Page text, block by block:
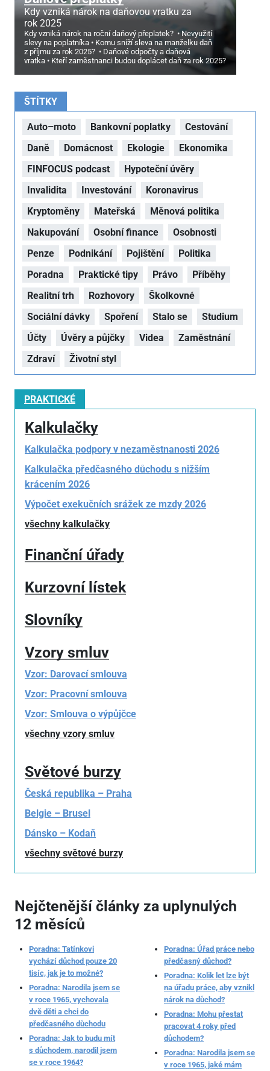
Kdy vzniká nárok na daňovou vratku za
rok 2025
Kdy vzniká nárok na roční daňový přeplatek?
Nevyužití
slevy na poplatníka
Komu sníží sleva na manželku daň
z příjmu za rok 2025?
Daňové odpočty a daňová
vratka
Kteří zaměstnanci budou doplácet daň za rok 2025?
ŠTÍTKY
Auto–moto Bankovní poplatky
Cestování
Daně
Domácnost Ekologie
Ekonomika
FINFOCUS podcast
Hypoteční úvěry
Invalidita
Investování
Koronavirus
Kryptoměny
Mateřská
Měnová politika
Nakupování
Osobní finance
Osobnosti
Penze
Podnikání Pojištění
Politika
Poradna
Praktické tipy Právo
Příběhy
Realitní trh
Rozhovory
Školkovné
Sociální dávky
Spoření Stalo se
Studium
Účty
Úvěry a půjčky Videa
Zaměstnání
Zdraví
Životní styl
PRAKTICKÉ
Kalkulačky
Kalkulačka podpory v nezaměstnanosti 2026
Kalkulačka předčasného důchodu s nižším
krácením 2026
Výpočet exekučních srážek ze mzdy 2026
všechny kalkulačky
Finanční úřady
Kurzovní lístek
Slovníky
Vzory smluv
Vzor: Darovací smlouva
Vzor: Pracovní smlouva
Vzor: Smlouva o výpůjčce
všechny vzory smluv
Světové burzy
Česká republika – Praha
Belgie – Brusel
Dánsko – Kodaň
všechny světové burzy
Nejčtenější články za uplynulých
12 měsíců
Poradna: Tatínkovi
vychází důchod pouze 20
tisíc, jak je to možné?
Poradna: Narodila jsem se
v roce 1965, vychovala
dvě děti a chci do
předčasného důchodu
Poradna: Jak to budu mít
s důchodem, narodil jsem
se v roce 1964?
Poradna: Úřad práce nebo
předčasný důchod?
Poradna: Kolik let lze být
na úřadu práce, aby vznikl
nárok na důchod?
Poradna: Mohu přestat
pracovat 4 roky před
důchodem?
Poradna: Narodila jsem se
v roce 1965, jaké mám